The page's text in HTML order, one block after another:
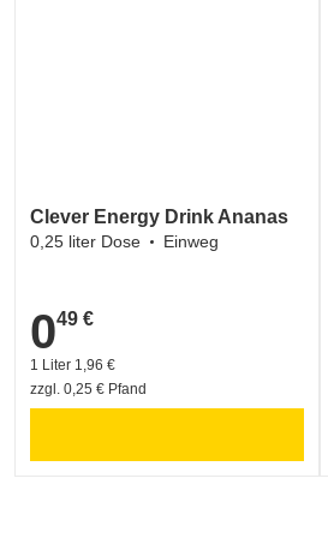
Clever Energy Drink Ananas
0,25 liter Dose Einweg
0,49 €
049 €
1 Liter 1,96 €
zzgl. 0,25 € Pfand